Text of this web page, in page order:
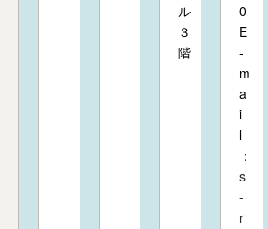
ル
３
階
0
E
-
m
a
i
l
：
s
-
r